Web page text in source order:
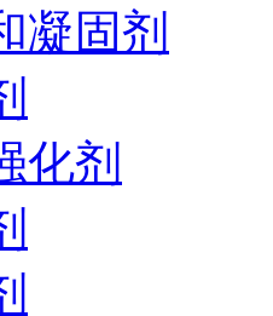
凝固剂
化剂